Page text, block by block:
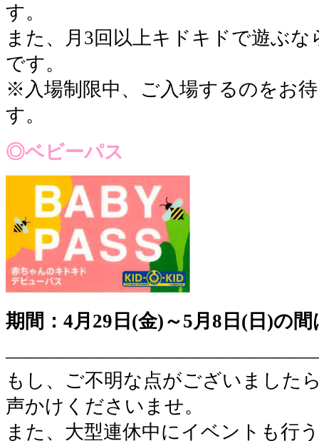
す。
また、月3回以上キドキドで遊ぶ
です。
※入場制限中、ご入場するのをお
す。
◎ベビーパス
期間：4月29日(金)～5月8日(日)の
もし、ご不明な点がございました
声かけくださいませ。
また、大型連休中にイベントも行